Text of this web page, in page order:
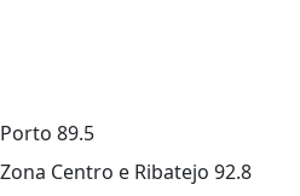
Porto 89.5
Zona Centro e Ribatejo 92.8